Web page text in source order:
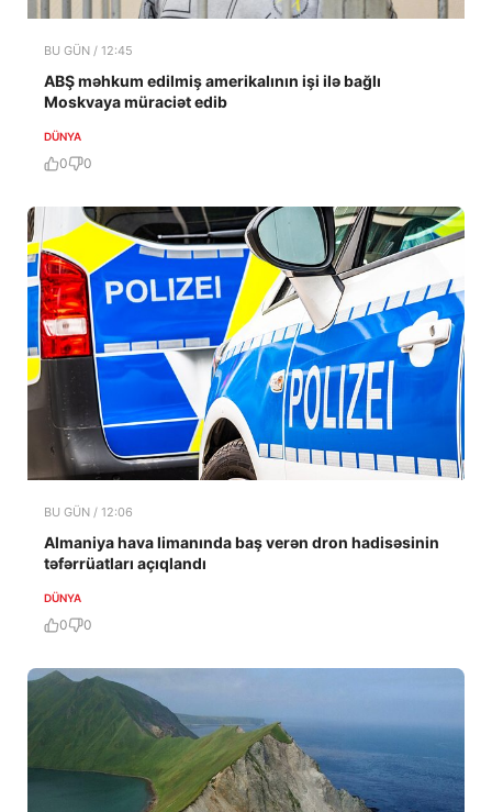
BU GÜN / 12:45
ABŞ məhkum edilmiş amerikalının işi ilə bağlı
Moskvaya müraciət edib
DÜNYA
0 0
BU GÜN / 12:06
Almaniya hava limanında baş verən dron hadisəsinin
təfərrüatları açıqlandı
DÜNYA
0 0